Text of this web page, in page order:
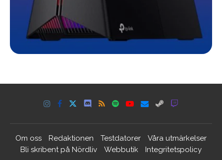
Om oss Redaktionen Testdatorer
Våra utmärkelser
Bli skribent på Nördliv
Webbutik Integritetspolicy